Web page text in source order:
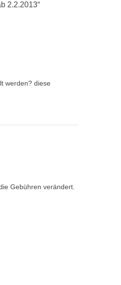
2.2.2013“
werden? diese
Gebühren verändert.